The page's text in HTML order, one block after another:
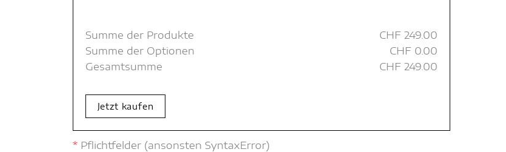
Summe der Produkte CHF 249.00
Summe der Optionen
CHF 0.00
Gesamtsumme
CHF 249.00
Jetzt kaufen
* Pflichtfelder (ansonsten SyntaxError)